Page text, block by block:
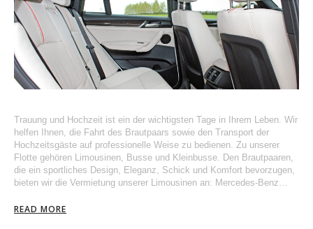
Trauung und Hochzeit ist ein der wichtigsten Tage in Ihrem Leben. Wir
helfen Ihnen, die Fahrt des Brautpaars sowie den Transport der
Hochzeitsgäste auf professionelle Weise zu bedienen. Zu unserer
Flotte gehören Limousinen, Busse und Kleinbusse. Den Brautpaaren,
die ein sportliches Design, Eleganz, Schick und Komfort bevorzugen,
bieten wir die Vermietung unserer Limousinen an: Mercedes-Benz…
READ MORE